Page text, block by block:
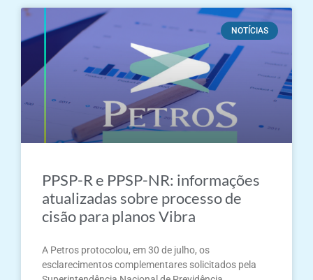
NOTÍCIAS
PPSP-R e PPSP-NR: informações
atualizadas sobre processo de
cisão para planos Vibra
A Petros protocolou, em 30 de julho, os
esclarecimentos complementares solicitados pela